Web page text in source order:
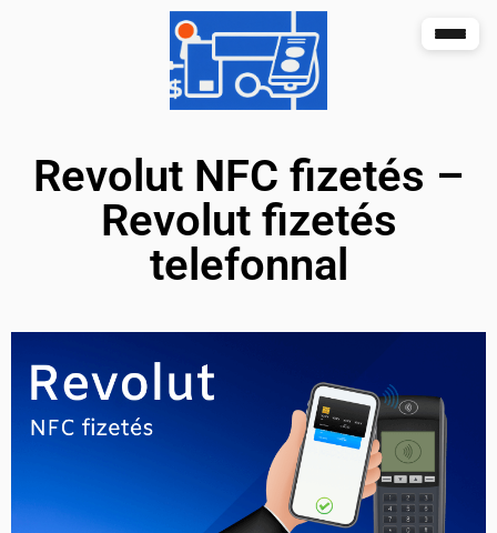
Revolut NFC fizetés –
Revolut fizetés
telefonnal